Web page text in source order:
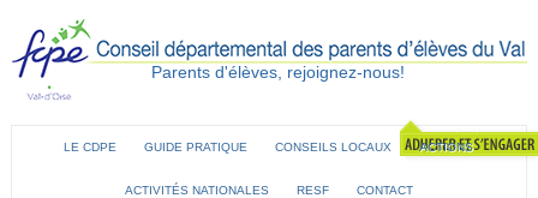
Parents d'élèves, rejoignez-nous!
LE CDPE GUIDE PRATIQUE CONSEILS LOCAUX ACTIONS
ACTIVITÉS NATIONALES RESF CONTACT